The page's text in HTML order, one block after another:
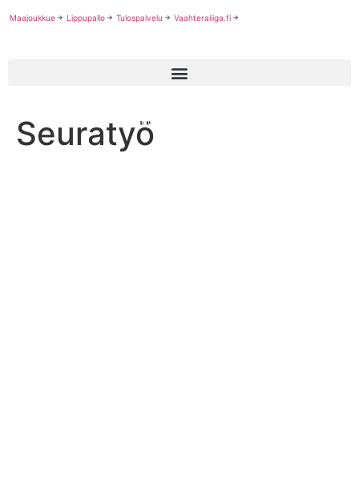
Maajoukkue Lippupallo Tulospalvelu Vaahteraliiga.fi
Seuratyö
— Seuralle